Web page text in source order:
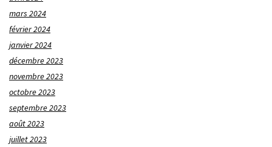
mars 2024
février 2024
janvier 2024
décembre 2023
novembre 2023
octobre 2023
septembre 2023
août 2023
juillet 2023